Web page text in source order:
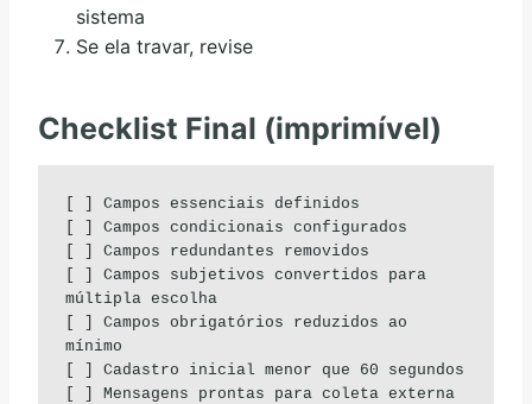
sistema
Se ela travar, revise
Checklist Final (imprimível)
[ ] Campos essenciais definidos
[ ] Campos condicionais configurados
[ ] Campos redundantes removidos
[ ] Campos subjetivos convertidos para
múltipla escolha
[ ] Campos obrigatórios reduzidos ao
mínimo
[ ] Cadastro inicial menor que 60 segundos
[ ] Mensagens prontas para coleta externa